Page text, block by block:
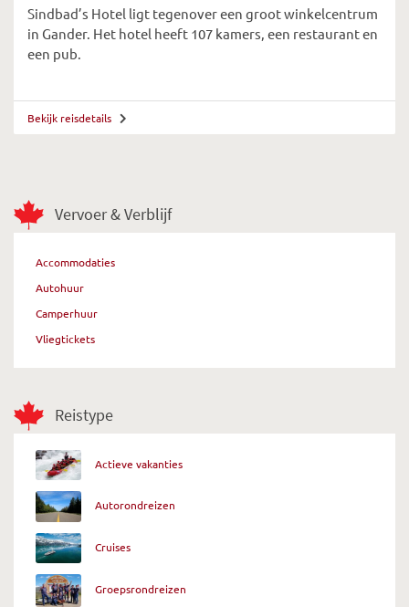
Vervoer & Verblijf
Accommodaties
Autohuur
Camperhuur
Vliegtickets
Reistype
Actieve vakanties
Autorondreizen
Cruises
Groepsrondreizen
Sindbad’s Hotel ligt tegenover een groot winkelcentrum
in Gander. Het hotel heeft 107 kamers, een restaurant en
een pub.
Bekijk reisdetails